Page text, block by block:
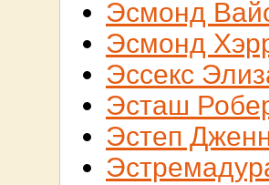
Эсмонд
Эсмонд
Эссекс
Эсташ
Эстеп